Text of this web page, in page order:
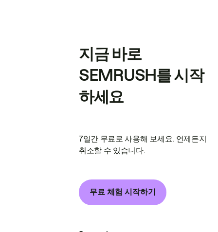
지금 바로
SEMRUSH를 시작
하세요
7일간 무료로 사용해 보세요. 언제든지
취소할 수 있습니다.
무료 체험 시작하기